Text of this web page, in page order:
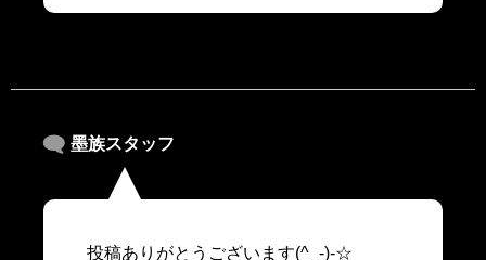
墨族スタッフ
投稿ありがとうございます(^_-)-☆